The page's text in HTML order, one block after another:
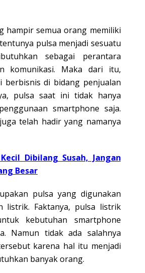
hampir semua orang memiliki
pulsa menjadi sesuatu
sebagai perantara
komunikasi. Maka dari itu,
berbisnis di bidang penjualan
pulsa saat ini tidak hanya
smartphone saja.
telah hadir yang namanya
Dibilang Susah, Jangan
Besar
pulsa yang digunakan
listrik. Faktanya, pulsa listrik
kebutuhan smartphone
Namun tidak ada salahnya
karena hal itu menjadi
banyak orang.